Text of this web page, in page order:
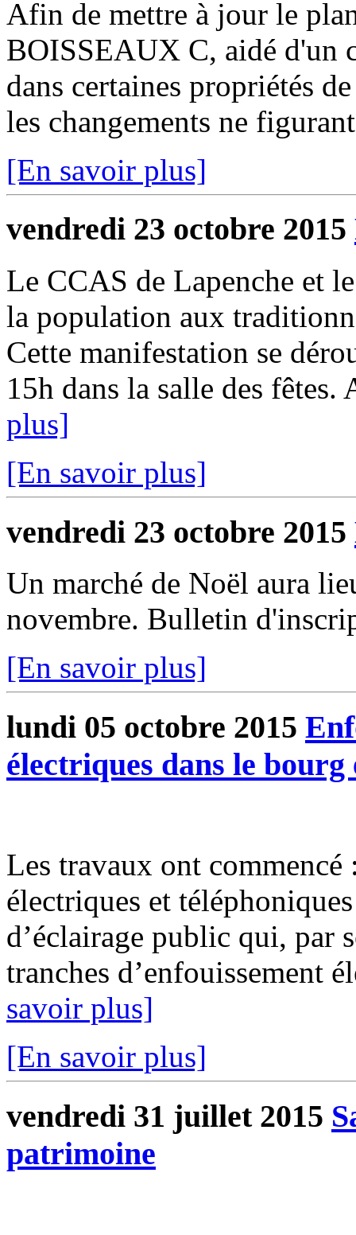
Afin de mettre à jour le
BOISSEAUX C, aidé d'un
dans certaines propriétés
les changements ne
[En savoir plus]
vendredi 23 octobre 2015
Le CCAS de Lapenche et
la population aux
Cette manifestation se
15h dans la salle des fêtes.
plus]
[En savoir plus]
vendredi 23 octobre 2015
Un marché de Noël aura
novembre. Bulletin
[En savoir plus]
lundi 05 octobre 2015
électriques dans le
Les travaux ont
électriques et
d’éclairage public qui, par
tranches d’enfouissement
savoir plus]
[En savoir plus]
vendredi 31 juillet 2015
patrimoine